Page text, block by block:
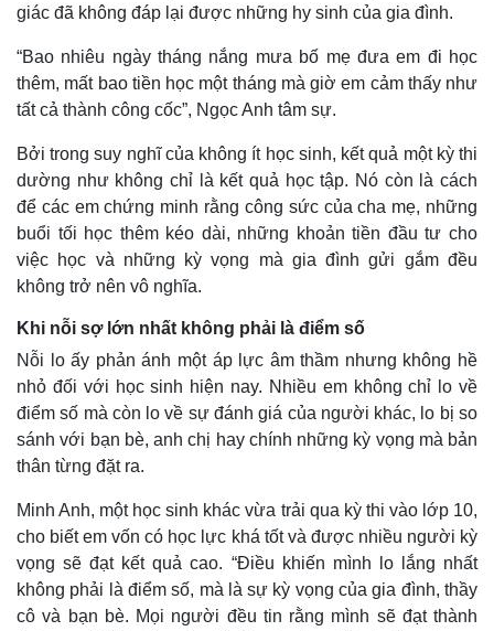
giác đã không đáp lại được những hy sinh của gia đình.
“Bao nhiêu ngày tháng nắng mưa bố mẹ đưa em đi học
thêm, mất bao tiền học một tháng mà giờ em cảm thấy như
tất cả thành công cốc”, Ngọc Anh tâm sự.
Bởi trong suy nghĩ của không ít học sinh, kết quả một kỳ thi
dường như không chỉ là kết quả học tập. Nó còn là cách
để các em chứng minh rằng công sức của cha mẹ, những
buổi tối học thêm kéo dài, những khoản tiền đầu tư cho
việc học và những kỳ vọng mà gia đình gửi gắm đều
không trở nên vô nghĩa.
Khi nỗi sợ lớn nhất không phải là điểm số
Nỗi lo ấy phản ánh một áp lực âm thầm nhưng không hề
nhỏ đối với học sinh hiện nay. Nhiều em không chỉ lo về
điểm số mà còn lo về sự đánh giá của người khác, lo bị so
sánh với bạn bè, anh chị hay chính những kỳ vọng mà bản
thân từng đặt ra.
Minh Anh, một học sinh khác vừa trải qua kỳ thi vào lớp 10,
cho biết em vốn có học lực khá tốt và được nhiều người kỳ
vọng sẽ đạt kết quả cao. “Điều khiến mình lo lắng nhất
không phải là điểm số, mà là sự kỳ vọng của gia đình, thầy
cô và bạn bè. Mọi người đều tin rằng mình sẽ đạt thành